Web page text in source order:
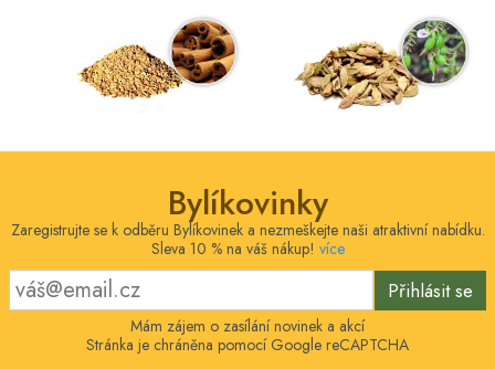
Bylíkovinky
Zaregistrujte se k odběru Bylíkovinek a nezmeškejte naši atraktivní nabídku.
Sleva 10 % na váš nákup! více
Přihlásit se
Mám zájem o zasílání novinek a akcí
Stránka je chráněna pomocí Google reCAPTCHA